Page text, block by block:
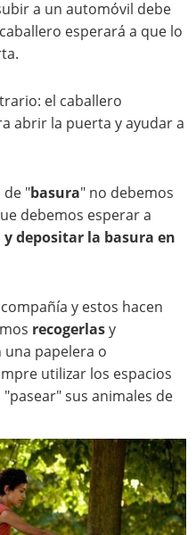
a un automóvil debe
esperará a que lo
el caballero
abrir la puerta y ayudar a
de "basura" no debemos
debemos esperar a
y depositar la basura en
y estos hacen
recogerlasy
papelera o
utilizar los espacios
sus animales de